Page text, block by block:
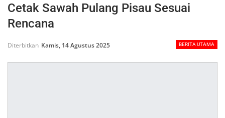
Cetak Sawah Pulang Pisau Sesuai
Rencana
BERITA UTAMA
Diterbitkan Kamis, 14 Agustus 2025